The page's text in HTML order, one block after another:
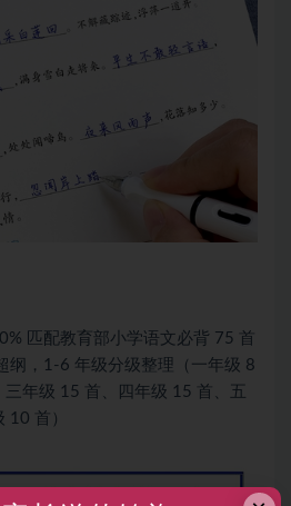
匹配教育部小学语文必背 75 首
纲，1-6 年级分级整理（一年级 8
三年级 15 首、四年级 15 首、五
10 首）